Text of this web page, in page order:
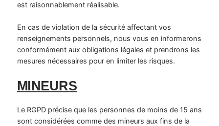
est raisonnablement réalisable.
En cas de violation de la sécurité affectant vos
renseignements personnels, nous vous en informerons
conformément aux obligations légales et prendrons les
mesures nécessaires pour en limiter les risques.
MINEURS
Le RGPD précise que les personnes de moins de 15 ans
sont considérées comme des mineurs aux fins de la